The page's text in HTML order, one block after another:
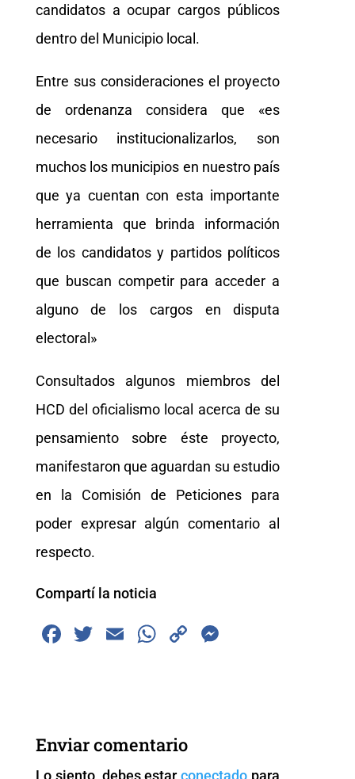
candidatos a ocupar cargos públicos
dentro del Municipio local.
Entre sus consideraciones el proyecto
de ordenanza considera que «es
necesario institucionalizarlos, son
muchos los municipios en nuestro país
que ya cuentan con esta importante
herramienta que brinda información
de los candidatos y partidos políticos
que buscan competir para acceder a
alguno de los cargos en disputa
electoral»
Consultados algunos miembros del
HCD del oficialismo local acerca de su
pensamiento sobre éste proyecto,
manifestaron que aguardan su estudio
en la Comisión de Peticiones para
poder expresar algún comentario al
respecto.
Compartí la noticia
F
b
o
T
E
W
A
p
C
Enviar comentario
Lo siento, debes estarconectado para